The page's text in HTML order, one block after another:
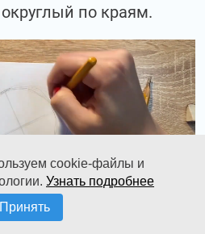
по краям.
cookie-файлы и
Узнать подробнее
Принять